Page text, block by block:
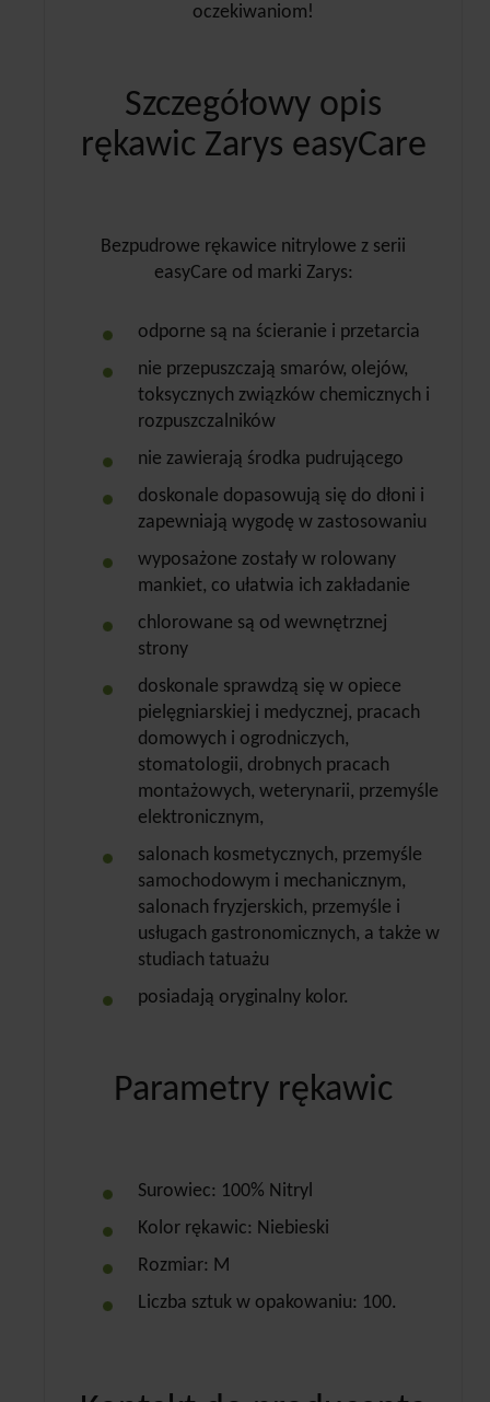
oczekiwaniom!
Szczegółowy opis
rękawic Zarys easyCare
Bezpudrowe rękawice nitrylowe z serii
easyCare od marki Zarys:
odporne są na ścieranie i przetarcia
nie przepuszczają smarów, olejów,
toksycznych związków chemicznych i
rozpuszczalników
nie zawierają środka pudrującego
doskonale dopasowują się do dłoni i
zapewniają wygodę w zastosowaniu
wyposażone zostały w rolowany
mankiet, co ułatwia ich zakładanie
chlorowane są od wewnętrznej
strony
doskonale sprawdzą się w opiece
pielęgniarskiej i medycznej, pracach
domowych i ogrodniczych,
stomatologii, drobnych pracach
montażowych, weterynarii, przemyśle
elektronicznym,
salonach kosmetycznych, przemyśle
samochodowym i mechanicznym,
salonach fryzjerskich, przemyśle i
usługach gastronomicznych, a także w
studiach tatuażu
posiadają oryginalny kolor.
Parametry rękawic
Surowiec: 100% Nitryl
Kolor rękawic: Niebieski
Rozmiar: M
Liczba sztuk w opakowaniu: 100.